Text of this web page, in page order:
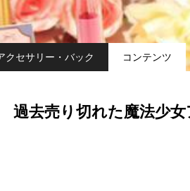
クセサリー・バック コンテンツ
過去売り切れた魔法少